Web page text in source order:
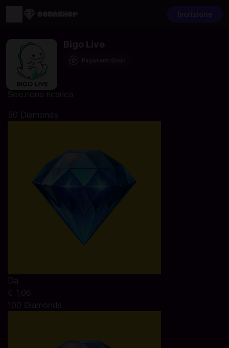
Bigo Live
Seleziona ricarica
50 Diamonds
Da
€ 1,06
100 Diamonds